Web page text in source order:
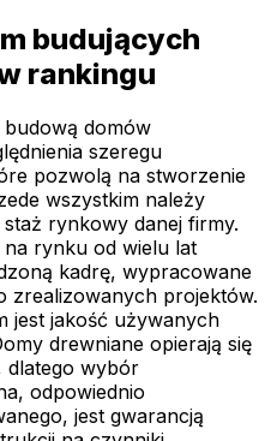
budujących
rankingu
domów
szeregu
pozwolą na stworzenie
wszystkim należy
rynkowy danej firmy.
na rynku od wielu lat
kadrę, wypracowane
zrealizowanych projektów.
jest jakość używanych
drewniane opierają się
dlatego wybór
odpowiednio
jest gwarancją